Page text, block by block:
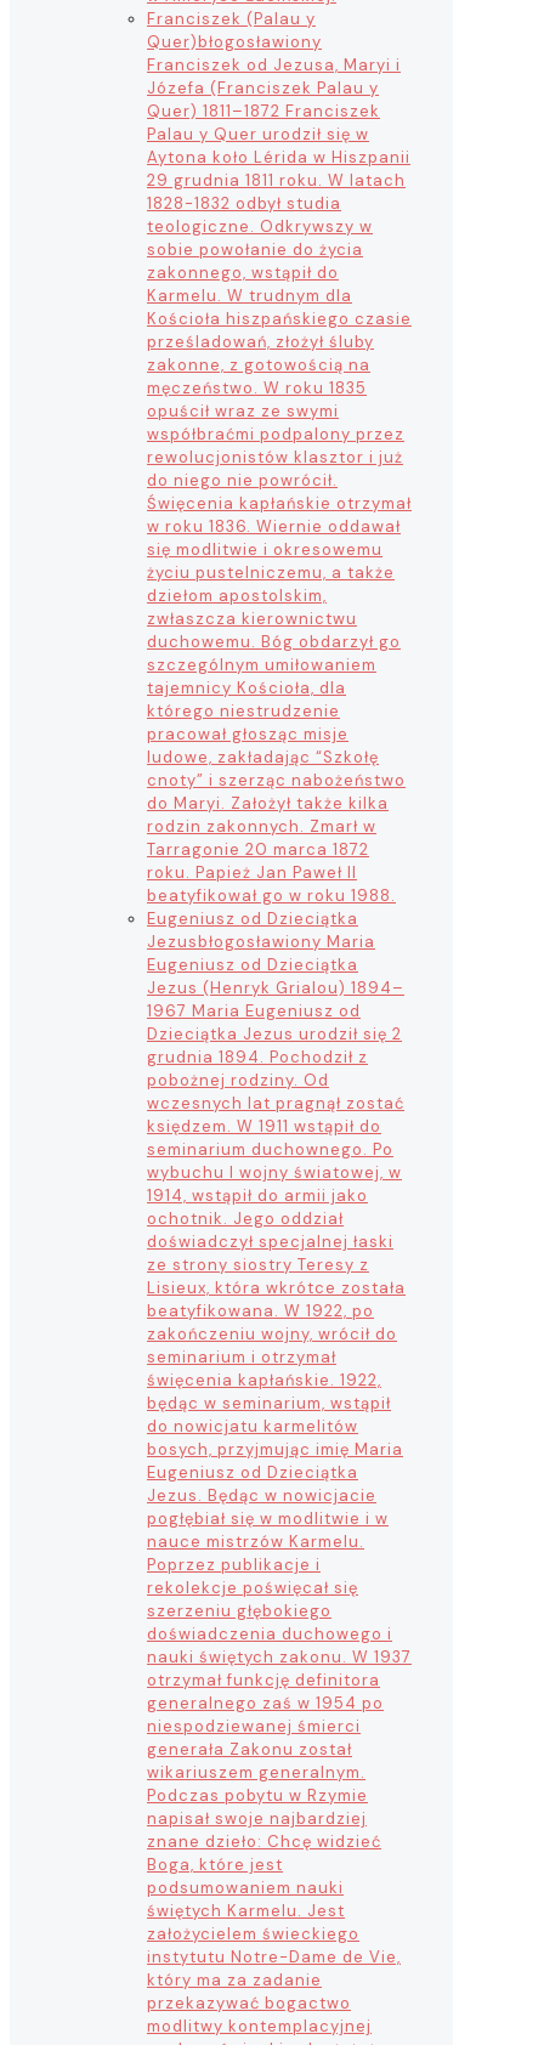
Franciszek (Palau y
Quer)błogosławiony
Franciszek od Jezusa, Maryi i
Józefa (Franciszek Palau y
Quer) 1811–1872 Franciszek
Palau y Quer urodził się w
Aytona koło Lérida w Hiszpanii
29 grudnia 1811 roku. W latach
1828-1832 odbył studia
teologiczne. Odkrywszy w
sobie powołanie do życia
zakonnego, wstąpił do
Karmelu. W trudnym dla
Kościoła hiszpańskiego czasie
prześladowań, złożył śluby
zakonne, z gotowością na
męczeństwo. W roku 1835
opuścił wraz ze swymi
współbraćmi podpalony przez
rewolucjonistów klasztor i już
do niego nie powrócił.
Święcenia kapłańskie otrzymał
w roku 1836. Wiernie oddawał
się modlitwie i okresowemu
życiu pustelniczemu, a także
dziełom apostolskim,
zwłaszcza kierownictwu
duchowemu. Bóg obdarzył go
szczególnym umiłowaniem
tajemnicy Kościoła, dla
którego niestrudzenie
pracował głosząc misje
ludowe, zakładając “Szkołę
cnoty” i szerząc nabożeństwo
do Maryi. Założył także kilka
rodzin zakonnych. Zmarł w
Tarragonie 20 marca 1872
roku. Papież Jan Paweł II
beatyfikował go w roku 1988.
Eugeniusz od Dzieciątka
Jezusbłogosławiony Maria
Eugeniusz od Dzieciątka
Jezus (Henryk Grialou) 1894–
1967 Maria Eugeniusz od
Dzieciątka Jezus urodził się 2
grudnia 1894. Pochodził z
pobożnej rodziny. Od
wczesnych lat pragnął zostać
księdzem. W 1911 wstąpił do
seminarium duchownego. Po
wybuchu I wojny światowej, w
1914, wstąpił do armii jako
ochotnik. Jego oddział
doświadczył specjalnej łaski
ze strony siostry Teresy z
Lisieux, która wkrótce została
beatyfikowana. W 1922, po
zakończeniu wojny, wrócił do
seminarium i otrzymał
święcenia kapłańskie. 1922,
będąc w seminarium, wstąpił
do nowicjatu karmelitów
bosych, przyjmując imię Maria
Eugeniusz od Dzieciątka
Jezus. Będąc w nowicjacie
pogłębiał się w modlitwie i w
nauce mistrzów Karmelu.
Poprzez publikacje i
rekolekcje poświęcał się
szerzeniu głębokiego
doświadczenia duchowego i
nauki świętych zakonu. W 1937
otrzymał funkcję definitora
generalnego zaś w 1954 po
niespodziewanej śmierci
generała Zakonu został
wikariuszem generalnym.
Podczas pobytu w Rzymie
napisał swoje najbardziej
znane dzieło: Chcę widzieć
Boga, które jest
podsumowaniem nauki
świętych Karmelu. Jest
założycielem świeckiego
instytutu Notre-Dame de Vie,
który ma za zadanie
przekazywać bogactwo
modlitwy kontemplacyjnej